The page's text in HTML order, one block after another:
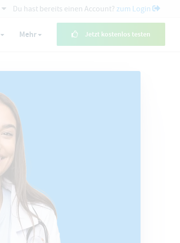
Du hast bereits einen Account? zum Login
Mehr Jetzt kostenlos testen